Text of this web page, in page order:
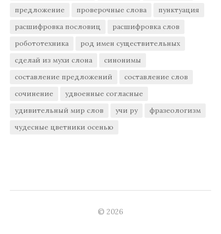
предложение
проверочные слова
пунктуация
расшифровка пословиц
расшифровка слов
робототехника
род имен существительных
сделай из мухи слона
синонимы
составление предложений
составление слов
сочинение
удвоенные согласные
удивительный мир слов
учи ру
фразеологизм
чудесные цветники осенью
© 2026